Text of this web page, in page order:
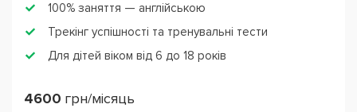
100% заняття — англійською
Трекінг успішності та тренувальні тести
Для дітей віком від 6 до 18 років
4600 грн/місяць